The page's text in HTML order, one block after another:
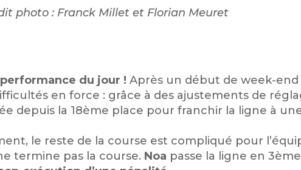
photo : Franck Millet et Florian Meuret
du jour ! Après un début de week-
en force : grâce à des ajustements de
depuis la 18ème place pour franchir la ligne à
le reste de la course est compliqué pour
termine pas la course. Noa passe la ligne en